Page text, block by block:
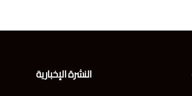
النشرة الإخبارية